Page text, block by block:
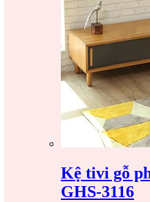
Kệ tivi gỗ
GHS-3116